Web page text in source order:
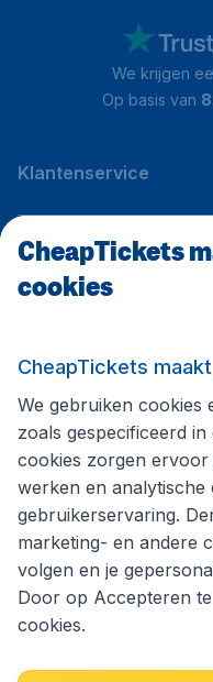
We krijgen
Op basis van
Klantenservice
CheapTickets.be
Volg CheapTickets.be
CheapTickets
cookies
CheapTickets
We gebruiken cookies
zoals gespecificeerd in
cookies zorgen ervoor
werken en analytische
gebruikerservaring.
marketing- en andere
volgen en je
Door op Accepteren
cookies.